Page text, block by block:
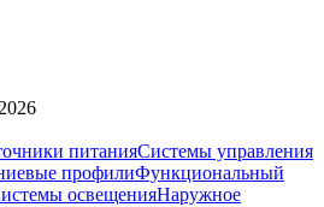
питанияСистемы управления
профилиФункциональный
освещенияНаружное